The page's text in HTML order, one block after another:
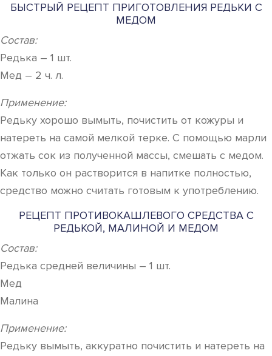
БЫСТРЫЙ РЕЦЕПТ ПРИГОТОВЛЕНИЯ РЕДЬКИ С
МЕДОМ
Состав:
Редька – 1 шт.
Мед – 2 ч. л.
Применение:
Редьку хорошо вымыть, почистить от кожуры и
натереть на самой мелкой терке. С помощью марли
отжать сок из полученной массы, смешать с медом.
Как только он растворится в напитке полностью,
средство можно считать готовым к употреблению.
РЕЦЕПТ ПРОТИВОКАШЛЕВОГО СРЕДСТВА С
РЕДЬКОЙ, МАЛИНОЙ И МЕДОМ
Состав:
Редька средней величины – 1 шт.
Мед
Малина
Применение:
Редьку вымыть, аккуратно почистить и натереть на